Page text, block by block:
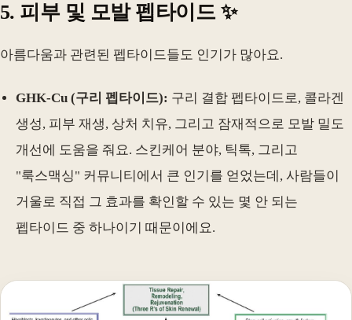
5. 피부 및 모발 펩타이드 ✨
아름다움과 관련된 펩타이드들도 인기가 많아요.
GHK-Cu (구리 펩타이드): 구리 결합 펩타이드로, 콜라겐
생성, 피부 재생, 상처 치유, 그리고 잠재적으로 모발 밀도
개선에 도움을 줘요. 스킨케어 분야, 틱톡, 그리고
"룩스맥싱" 커뮤니티에서 큰 인기를 얻었는데, 사람들이
거울로 직접 그 효과를 확인할 수 있는 몇 안 되는
펩타이드 중 하나이기 때문이에요.